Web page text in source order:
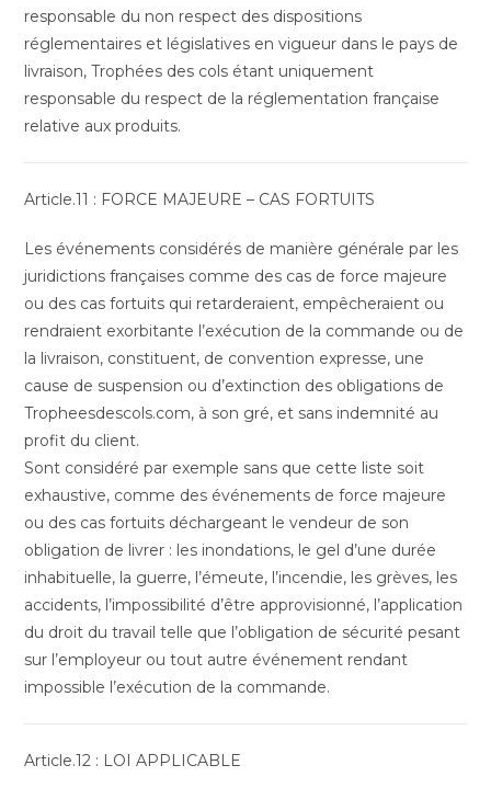
responsable du non respect des dispositions
réglementaires et législatives en vigueur dans le pays de
livraison, Trophées des cols étant uniquement
responsable du respect de la réglementation française
relative aux produits.
Article.11 : FORCE MAJEURE – CAS FORTUITS
Les événements considérés de manière générale par les
juridictions françaises comme des cas de force majeure
ou des cas fortuits qui retarderaient, empêcheraient ou
rendraient exorbitante l’exécution de la commande ou de
la livraison, constituent, de convention expresse, une
cause de suspension ou d’extinction des obligations de
Tropheesdescols.com, à son gré, et sans indemnité au
profit du client.
Sont considéré par exemple sans que cette liste soit
exhaustive, comme des événements de force majeure
ou des cas fortuits déchargeant le vendeur de son
obligation de livrer : les inondations, le gel d’une durée
inhabituelle, la guerre, l’émeute, l’incendie, les grèves, les
accidents, l’impossibilité d’être approvisionné, l’application
du droit du travail telle que l’obligation de sécurité pesant
sur l’employeur ou tout autre événement rendant
impossible l’exécution de la commande.
Article.12 : LOI APPLICABLE